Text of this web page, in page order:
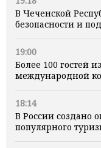
В Чеченской
безопасности и
19:00
Более 100 гостей
международной
18:14
В России создано
популярного